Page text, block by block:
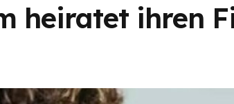
heiratet ihren